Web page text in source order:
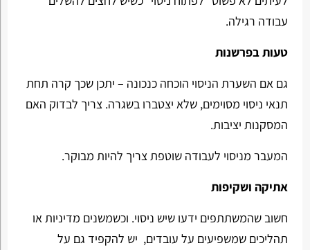
עבודה רגילה.
טעות בפרשנות
גם אם השערת הניסוי הוכחה כנכונה – יתכן שכך קרה תחת
תנאי ניסוי מסוימים, שלא יצטברו בשגרה. צריך לבדוק האם
המסקנות יציבות.
המעבר מניסוי לעבודה שוטפת צריך להיות מבוקר.
אתיקה ושקיפות
חשוב שהמשתתפים ידעו שיש ניסוי. וכשמשנים מדיניות או
תהליכים שמשפיעים על עובדים, יש להקפיד גם על